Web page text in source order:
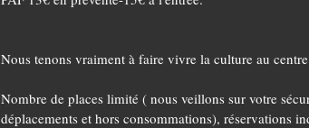
Nous tenons vraiment à faire vivre la culture au
Nombre de places limité ( nous veillons sur votre
déplacements et hors consommations), réservations